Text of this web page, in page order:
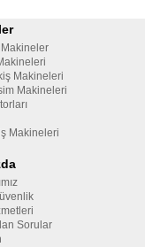
Makineler
Makineleri
Makineleri
Makineleri
Sorular